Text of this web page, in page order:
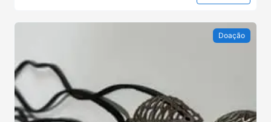
Doação